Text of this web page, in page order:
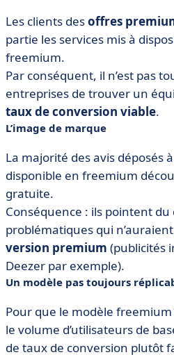
Les clients desoffres
partie les services mis à
freemium.
Par conséquent, il n’est pas
entreprises de trouver un
taux de conversion viable.
L’image de marque
La majorité des avis déposés
disponible en freemium
gratuite.
Conséquence : ils pointent du
problématiques qui
version premium (publicités
Deezer par exemple).
Un modèle pas toujours
Pour que le modèle
le volume d’utilisateurs de
de taux de conversion plutôt